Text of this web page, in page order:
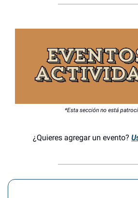
*Esta sección no está
¿Quieres agregar un evento?